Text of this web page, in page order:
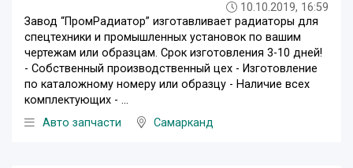
10.10.2019, 16:59
Завод “ПромРадиатор” изготавливает радиаторы для
спецтехники и промышленных установок по вашим
чертежам или образцам. Срок изготовления 3-10 дней!
- Собственный производственный цех - Изготовление
по каталожному номеру или образцу - Наличие всех
комплектующих - ...
Авто запчасти
Самарканд